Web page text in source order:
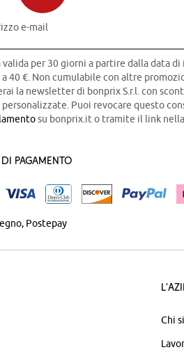
e-mail
per 30 giorni a partire dalla data
40 €. Non cumulabile con altre
la newsletter di bonprix S.r.l. con
Puoi revocare questo
su bonprix.it o tramite il link
pagamento
Postepay
Chi